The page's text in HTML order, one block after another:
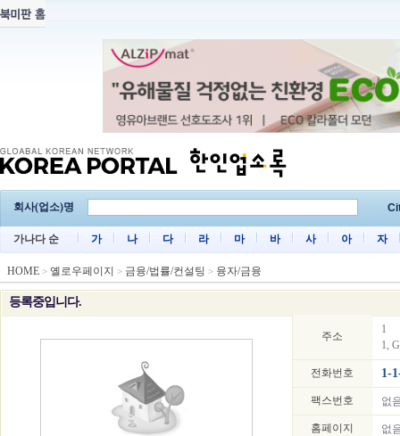
회사(업소)명
가나다 순 가 나 다 라 마 바 사 아 자
HOME > 옐로우페이지 > 금융/법률/컨설팅 > 융자/금융
등록중입니다.
주소
1
1,
전화번호 1-
팩스번호 없
홈페이지 없